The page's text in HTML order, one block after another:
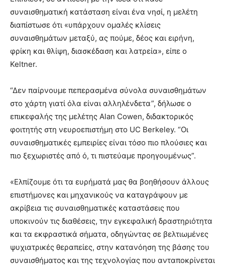
συναισθηματική κατάσταση είναι ένα νησί, η μελέτη
διαπίστωσε ότι «υπάρχουν ομαλές κλίσεις
συναισθημάτων μεταξύ, ας πούμε, δέος και ειρήνη,
φρίκη και θλίψη, διασκέδαση και λατρεία», είπε ο
Keltner.
“Δεν παίρνουμε πεπερασμένα σύνολα συναισθημάτων
στο χάρτη γιατί όλα είναι αλληλένδετα”, δήλωσε ο
επικεφαλής της μελέτης Alan Cowen, διδακτορικός
φοιτητής στη νευροεπιστήμη στο UC Berkeley. “Οι
συναισθηματικές εμπειρίες είναι τόσο πιο πλούσιες και
πιο ξεχωριστές από ό, τι πιστεύαμε προηγουμένως”.
«Ελπίζουμε ότι τα ευρήματά μας θα βοηθήσουν άλλους
επιστήμονες και μηχανικούς να καταγράψουν με
ακρίβεια τις συναισθηματικές καταστάσεις που
υποκινούν τις διαθέσεις, την εγκεφαλική δραστηριότητα
και τα εκφραστικά σήματα, οδηγώντας σε βελτιωμένες
ψυχιατρικές θεραπείες, στην κατανόηση της βάσης του
συναισθήματος και της τεχνολογίας που ανταποκρίνεται